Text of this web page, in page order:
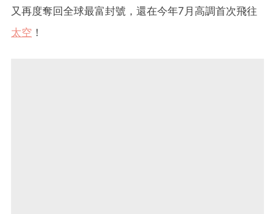
又再度奪回全球最富封號，還在今年7月高調首次飛往
太空 ！